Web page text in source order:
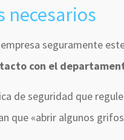
necesarios
seguramente
con el
de seguridad que
que «abrir algunos